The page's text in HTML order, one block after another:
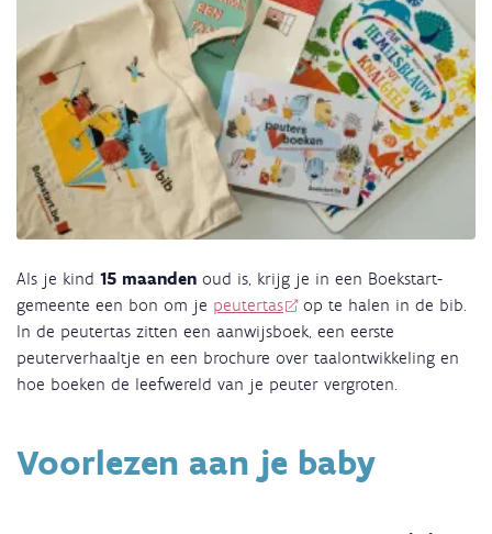
Als je kind 15 maanden oud is, krijg je in een Boekstart-
gemeente een bon om je peutertas
op te halen in de bib.
In de peutertas zitten een aanwijsboek, een eerste
peuterverhaaltje en een brochure over taalontwikkeling en
hoe boeken de leefwereld van je peuter vergroten.
Voorlezen aan je baby